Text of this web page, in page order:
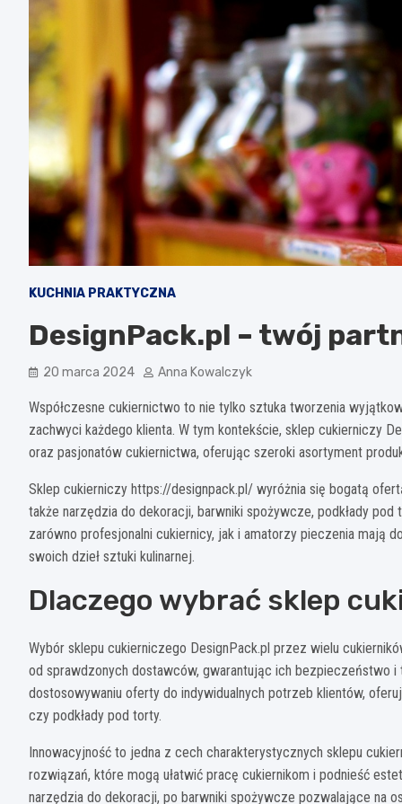
KUCHNIA PRAKTYCZNA
DesignPack.pl – twój
20 marca 2024 Anna Kowalczyk
Współczesne cukiernictwo to nie tylko sztuka tworzenia
zachwyci każdego klienta. W tym kontekście, sklep cukierniczy
oraz pasjonatów cukiernictwa, oferując szeroki asortyment
Sklep cukierniczy https://designpack.pl/ wyróżnia się bogatą
także narzędzia do dekoracji, barwniki spożywcze, podkłady
zarówno profesjonalni cukiernicy, jak i amatorzy pieczenia mają
swoich dzieł sztuki kulinarnej.
Dlaczego wybrać sklep
Wybór sklepu cukierniczego DesignPack.pl przez wielu
od sprawdzonych dostawców, gwarantując ich bezpieczeństwo
dostosowywaniu oferty do indywidualnych potrzeb klientów,
czy podkłady pod torty.
Innowacyjność to jedna z cech charakterystycznych sklepu
rozwiązań, które mogą ułatwić pracę cukiernikom i podnieść
narzędzia do dekoracji, po barwniki spożywcze pozwalające na